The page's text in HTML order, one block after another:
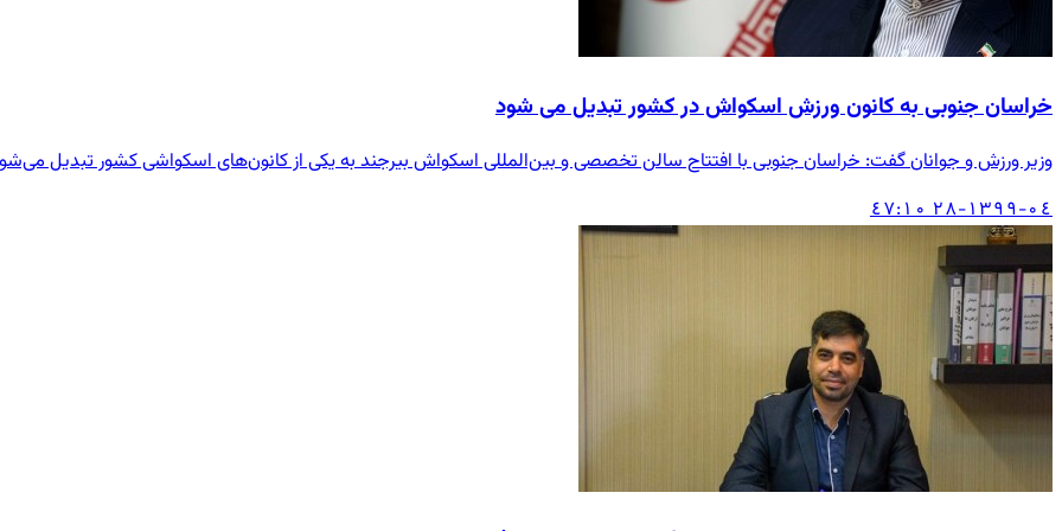
خراسان جنوبی به کانون ورزش اسکواش در کشور تبدیل می شود
وزیر ورزش و جوانان گفت: خراسان جنوبی با افتتاح سالن تخصصی و بین‌المللی اسکواش بیرجند به یکی از کانون‌های اسکواشی کشور تبدیل
۱۳۹۹-۰٤-۲۸ ۱۰:٤۷